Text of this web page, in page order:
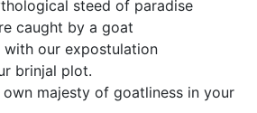
steed of paradise
caught by a goat
our expostulation
brinjal plot.
majesty of goatliness in your